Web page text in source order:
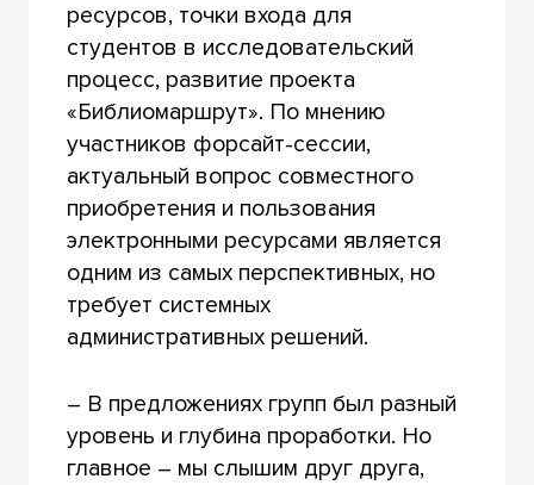
ресурсов, точки входа для
студентов в исследовательский
процесс, развитие проекта
«Библиомаршрут». По мнению
участников форсайт-сессии,
актуальный вопрос совместного
приобретения и пользования
электронными ресурсами является
одним из самых перспективных, но
требует системных
административных решений.
– В предложениях групп был разный
уровень и глубина проработки. Но
главное – мы слышим друг друга,